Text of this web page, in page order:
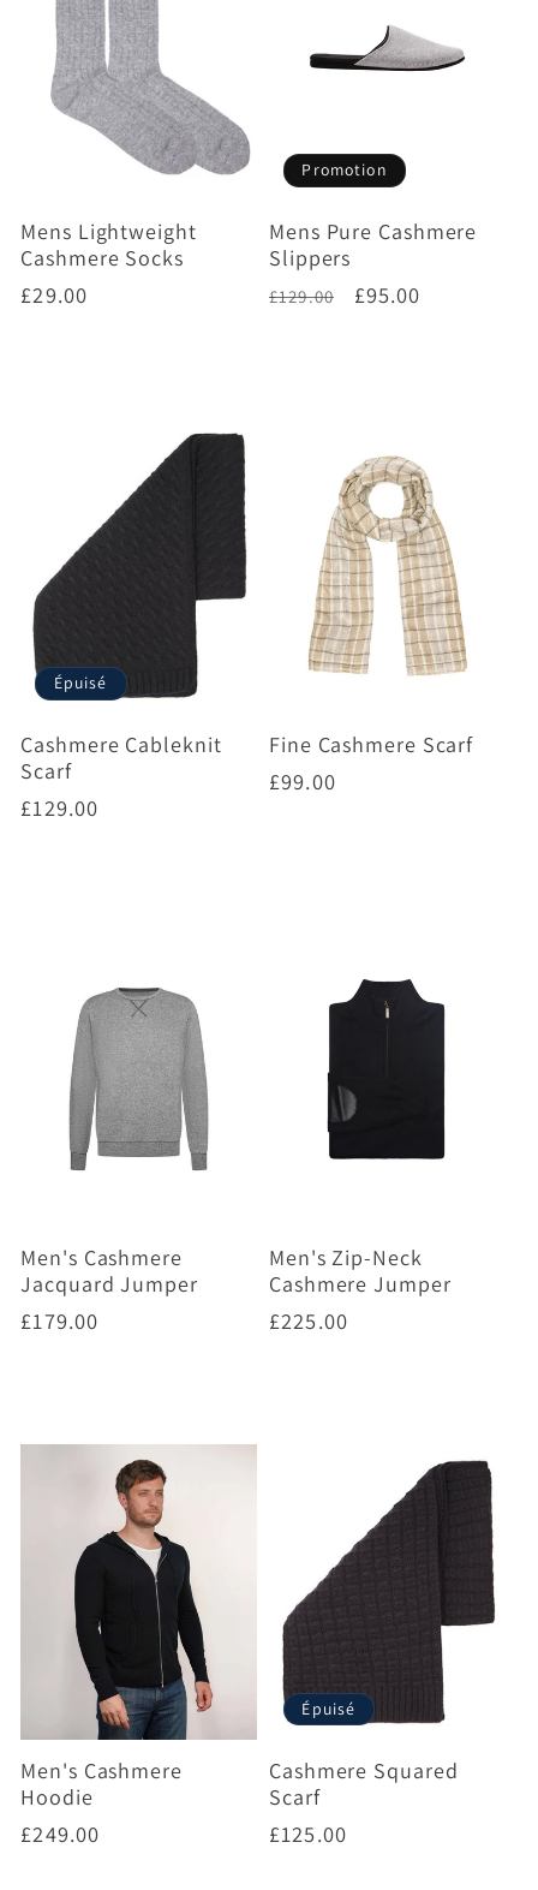
Mens Lightweight
Cashmere Socks
Prix
£29.00
Promotion
Mens Pure Cashmere
Slippers
Prix
£129.00
Prix
£95.00
Épuisé
Cashmere Cableknit
Scarf
Prix
£129.00
Fine Cashmere Scarf
Prix
£99.00
Men's Cashmere
Jacquard Jumper
Prix
£179.00
Men's Zip-Neck
Cashmere Jumper
Prix
£225.00
Men's Cashmere
Hoodie
Prix
£249.00
Épuisé
Cashmere Squared
Scarf
Prix
£125.00